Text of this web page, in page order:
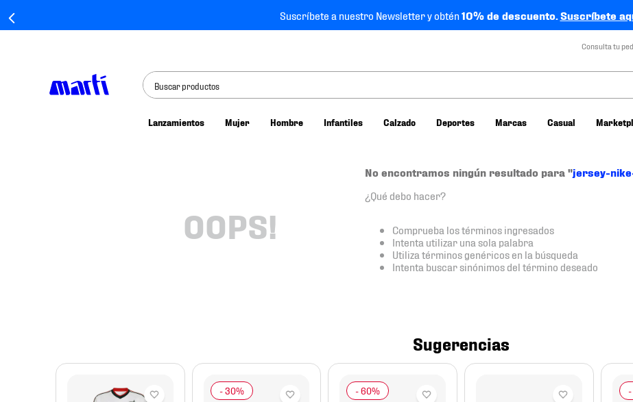
Suscríbete a nuestro Newsletter y obtén10% de descuento.Suscríbete
Consulta tu
Buscar productos
Lanzamientos Mujer Hombre Infantiles Calzado Deportes Marcas Casual
OOPS!
No encontramos ningún resultado para "jersey-
¿Qué debo hacer?
Comprueba los términos ingresados
Intenta utilizar una sola palabra
Utiliza términos genéricos en la búsqueda
Intenta buscar sinónimos del término deseado
Sugerencias
tenis nike